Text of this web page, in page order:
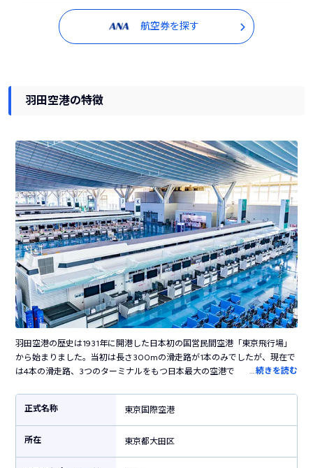
航空券を探す
羽田空港の特徴
羽田空港の歴史は1931年に開港した日本初の国営民間空港「東京飛行場」
から始まりました。当初は長さ300mの滑走路が1本のみでしたが、現在で
は4本の滑走路、3つのターミナルをもつ日本最大の空港です。国内の主要
100を超えるお店が立ち並び、飛行機の利用客以外も楽しめます。江戸の
街並みを再現した「江戸小路」や江戸時代の橋を半分のサイズで復元した
「はねだ日本橋」など、日本らしい風情を感じる施設も見どころです。横
浜駅まで電車で30分、東京駅まで約50分というアクセスの良さも魅力で
…続きを読む
正式名称 東京国際空港
所在 東京都大田区